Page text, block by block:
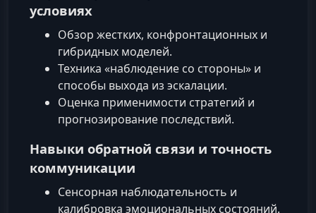
условиях
Обзор жестких, конфронтационных и
гибридных моделей.
Техника «наблюдение со стороны» и
способы выхода из эскалации.
Оценка применимости стратегий и
прогнозирование последствий.
Навыки обратной связи и точность
коммуникации
Сенсорная наблюдательность и
калибровка эмоциональных состояний.